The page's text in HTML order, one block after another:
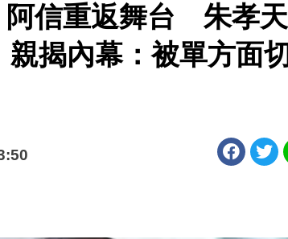
阿信重返舞台 朱孝天
親揭內幕：被單方面切